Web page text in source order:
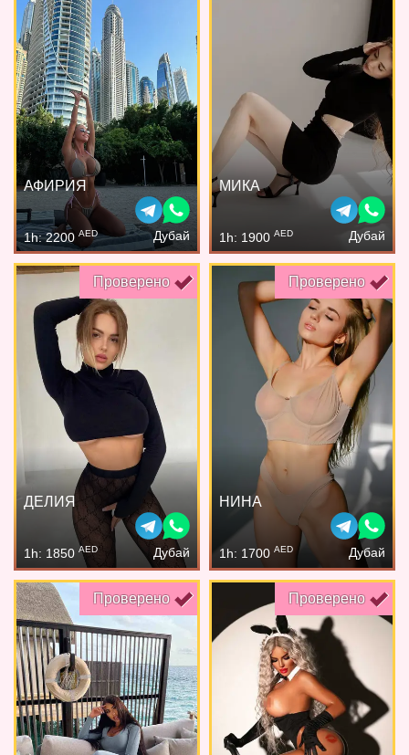
АФИРИЯ
1h: 2200 AED Дубай
МИКА
1h: 1900 AED Дубай
Проверено
ДЕЛИЯ
1h: 1850 AED Дубай
Проверено
НИНА
1h: 1700 AED Дубай
Проверено Проверено